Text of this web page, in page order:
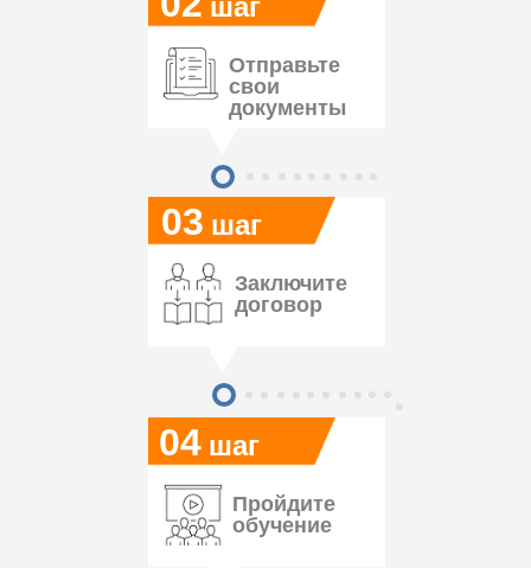
04
03
шаг
шаг
шаг
Отправьте
свои
документы
Заключите
договор
Пройдите
обучение